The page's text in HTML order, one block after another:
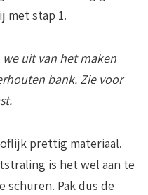
met stap 1.
uit van het maken
bank. Zie voor
prettig materiaal.
is het wel aan te
Pak dus de